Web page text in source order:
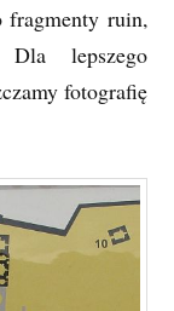
fragmenty ruin,
lepszego
fotografię